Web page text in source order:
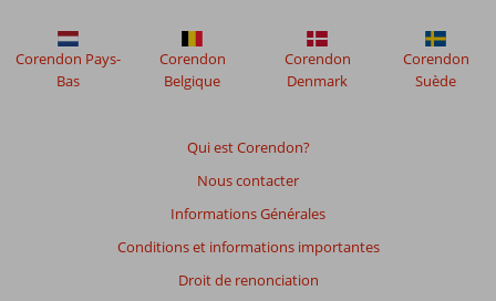
les
familles,
les
Qui est Corendon?
Nous contacter
Informations Générales
Conditions et informations importantes
Droit de renonciation
Corendon Pays-
Bas
Corendon
Belgique
Corendon
Denmark
Corendon
Suède